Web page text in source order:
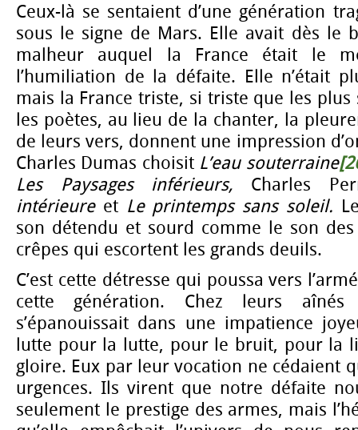
Ceux-là se sentaient d’une génération
sous le signe de Mars. Elle avait dès le
malheur auquel la France était le
l’humiliation de la défaite. Elle n’était
mais la France triste, si triste que les plus
les poètes, au lieu de la chanter, la
de leurs vers, donnent une impression
Charles Dumas choisit L’eau souterraine
Les Paysages inférieurs, Charles
intérieure et Le printemps sans soleil.
son détendu et sourd comme le son
crêpes qui escortent les grands deuils.
C’est cette détresse qui poussa vers
cette génération. Chez leurs
s’épanouissait dans une impatience
lutte pour la lutte, pour le bruit, pour la
gloire. Eux par leur vocation ne cédaient
urgences. Ils virent que notre défaite
seulement le prestige des armes, mais